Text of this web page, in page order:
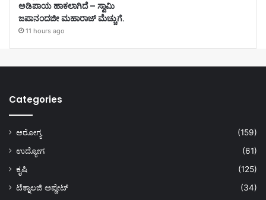
ಅಡಿಪಾಯ ಹಾಕಲಾಗಿದೆ – ಸ್ವಾಮಿ
ಜಪಾನಂದಜೀ ಮಹಾರಾಜ್ ಮೆಚ್ಚುಗೆ.
11 hours ago
Categories
ಆರೋಗ್ಯ
(159)
ಉದ್ಯೋಗ
(61)
ಕೃಷಿ
(125)
ಟೆಕ್ನಾಲಜಿ ಅಪ್ಡೇಟ್
(34)